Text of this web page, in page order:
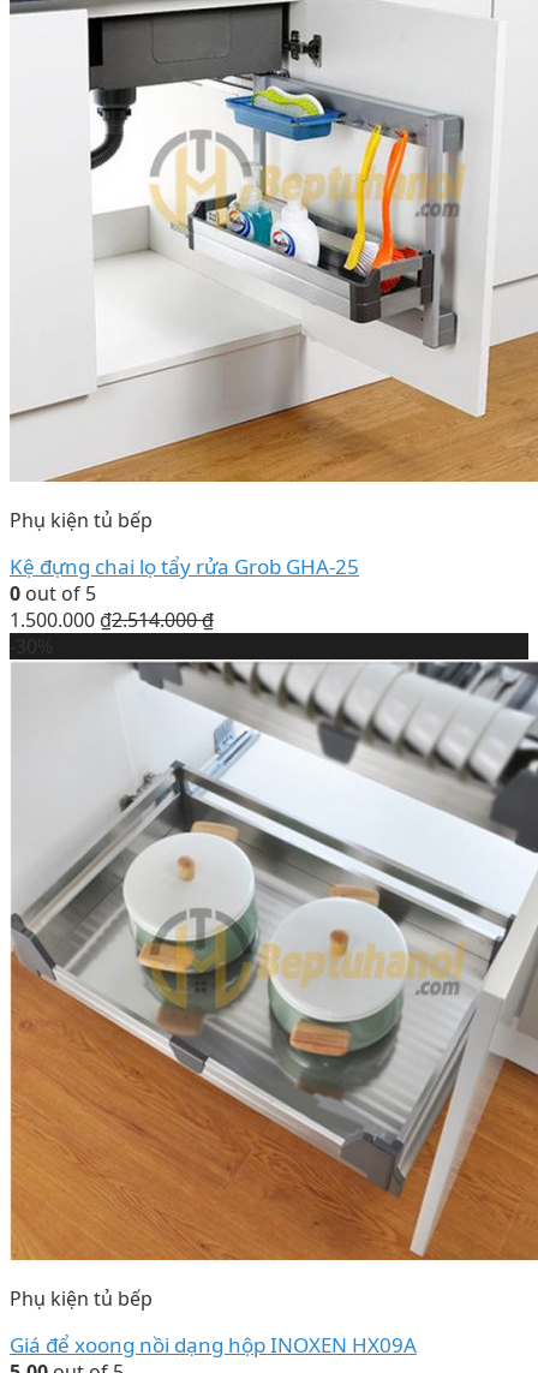
Phụ kiện tủ bếp
Kệ đựng chai lọ tẩy rửa Grob GHA-25
0 out of 5
1.500.000 ₫2.514.000₫
Phụ kiện tủ bếp
Giá để xoong nồi dạng hộp INOXEN HX09A